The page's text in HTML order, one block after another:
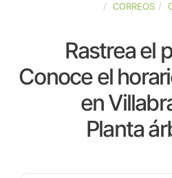
CORREOS
Rastrea el
Conoce el
en
Planta